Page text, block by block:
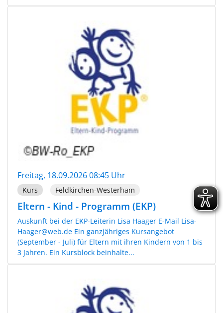
Freitag, 18.09.2026 08:45 Uhr
Kurs Feldkirchen-Westerham
Eltern - Kind - Programm (EKP)
Auskunft bei der EKP-Leiterin Lisa Haager E-Mail Lisa-
Haager@web.de Ein ganzjähriges Kursangebot
(September - Juli) für Eltern mit ihren Kindern von 1 bis
3 Jahren. Ein Kursblock beinhalte...